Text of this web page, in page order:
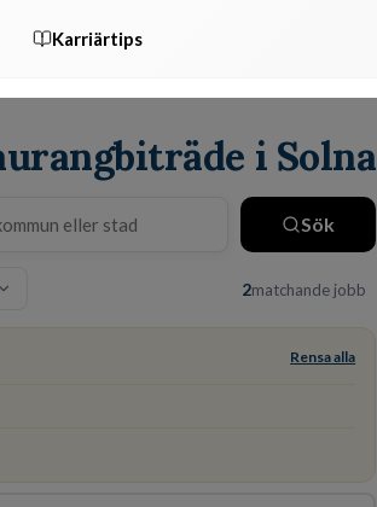
Karriärtips
i Solna
Sök
2matchande jobb
Rensa alla